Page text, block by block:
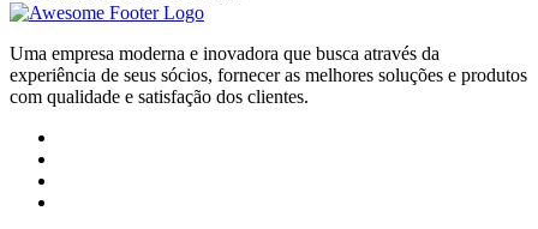
Uma empresa moderna e inovadora que busca através da
experiência de seus sócios, fornecer as melhores soluções e produtos
com qualidade e satisfação dos clientes.